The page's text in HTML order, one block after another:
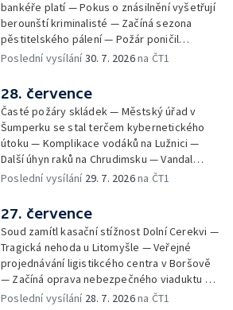
novou servisní loď — Vidická samoobslužná
prodejna si na provoz vydělá — U jezera
Most začíná festival Let It Roll — Vyvrcholil
bouřkový neboli jelení úplněk — Kanoistka
bankéře platí — Pokus o znásilnění vyšetřují
berounští kriminalisté — Začíná sezona
pěstitelského pálení — Požár poničil
historickou vilu Marta v Písku — Končí Letní
odpad — Nedostatek vody na Hracholuskách
— Příprava nového plavebního stupně v
Děčíně — Biokoridor pro užovku stromovou
— Záchrana liblického vysílače — První
koncert Diany Ross v Česku — Výroba
obrněných vozidel CV90 — Biokoridor pod
vedením vysokého napětí
Poslední vysílání30. 7. 2026na ČT1
28. července
Časté požáry skládek — Městský úřad v
Šumperku se stal terčem kybernetického
útoku — Komplikace vodáků na Lužnici —
Další úhyn raků na Chrudimsku — Vandal
poškodil okna na Ještědu — Lvice Elza má
defibrilátorů — 194 km/h po dálnici D6 —
Problém s likvidací kadmia — Vězni na
Frýdlantsku čistí koryto potoka — Antikolizní
systém tramvají Škoda 40T — Praha má šanci
na rekordní turistickou sezonu — Začíná
festival PernštejnLove v Pardubicích — Jelen
albín na Litoměřicku — Čeští vědci se
Poslední vysílání 29. 7. 2026na ČT1
27. července
Soud zamítl kasační stížnost Dolní Cerekvi —
Tragická nehoda u Litomyšle — Veřejné
projednávání ligistikcého centra v Boršově
— Začíná oprava nebezpečného viaduktu v
Klatovech — Pražská koalice o zásahu na
Poslední vysílání 28. 7. 2026na ČT1